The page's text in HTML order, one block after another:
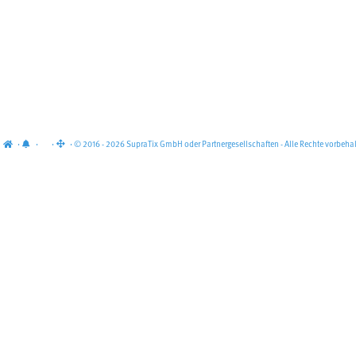
· · · · © 2016 - 2026 SupraTix GmbH oder Partnergesellschaften - Alle Rechte